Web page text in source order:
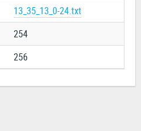
13_35_13_0-24.txt
254
256